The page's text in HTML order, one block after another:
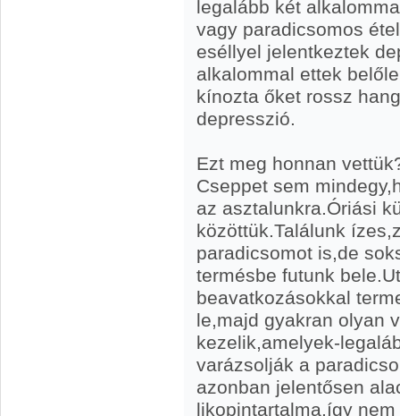
legalább két
vagy paradicsomos
eséllyel jelentkeztek
alkalommal ettek
kínozta őket rossz
depresszió.
Ezt meg honnan
Cseppet sem
az asztalunkra.Óriási
közöttük.Találunk
paradicsomot is,de
termésbe futunk
beavatkozásokkal
le,majd gyakran olyan
kezelik,amelyek-
varázsolják a
azonban jelentősen
likopintartalma,így